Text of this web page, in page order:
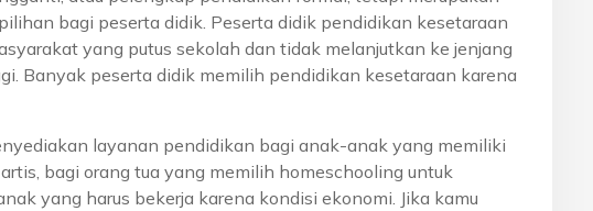
bagi peserta didik. Peserta didik pendidikan kesetaraan
yang putus sekolah dan tidak melanjutkan ke jenjang
Banyak peserta didik memilih pendidikan kesetaraan karena
layanan pendidikan bagi anak-anak yang memiliki
bagi orang tua yang memilih homeschooling untuk
yang harus bekerja karena kondisi ekonomi. Jika kamu